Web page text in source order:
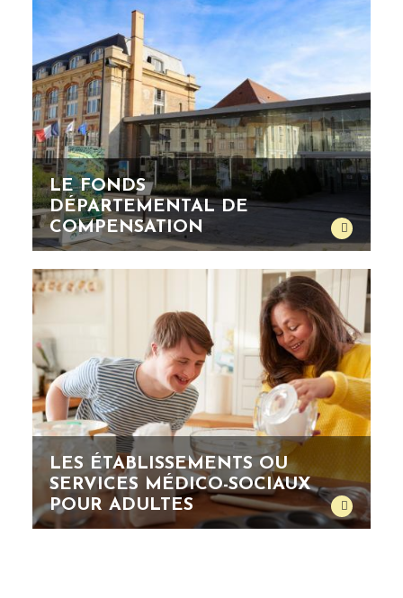
LE FONDS
DÉPARTEMENTAL DE
COMPENSATION
LES ÉTABLISSEMENTS OU
SERVICES MÉDICO-SOCIAUX
POUR ADULTES